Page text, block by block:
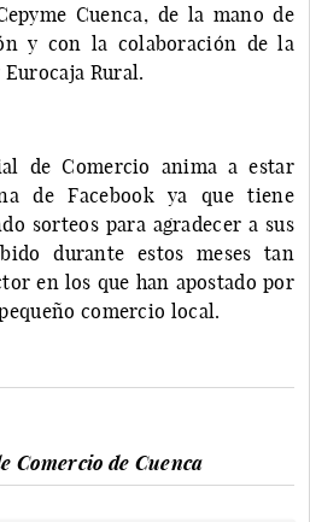
Cuenca, de la mano de
y con la colaboración de la
Rural.
de Comercio anima a estar
de Facebook ya que tiene
sorteos para agradecer a sus
durante estos meses tan
en los que han apostado por
comercio local.
Comercio de Cuenca